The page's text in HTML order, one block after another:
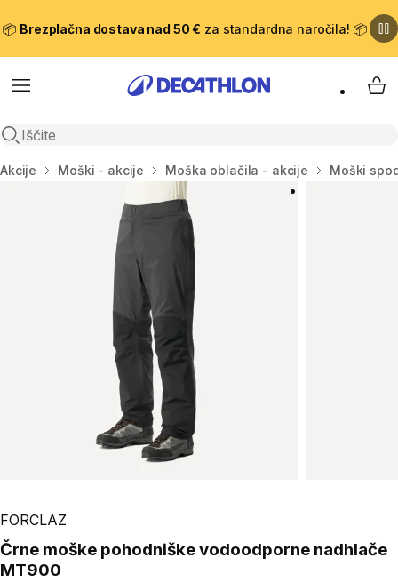
📦 Brezplačna dostava nad 50 € za standardna naročila! 📦
Meni
Odpri iskanje
Domov
Akcije Moški - akcije Moška oblačila - akcije Moški
FORCLAZ
Črne moške pohodniške vodoodporne nadhlače
MT900